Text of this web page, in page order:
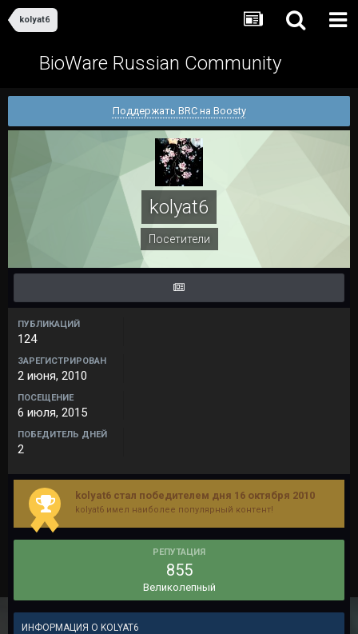
kolyat6
BioWare Russian Community
Поддержать BRC на Boosty
kolyat6
Посетители
ПУБЛИКАЦИЙ
124
ЗАРЕГИСТРИРОВАН
2 июня, 2010
ПОСЕЩЕНИЕ
6 июля, 2015
ПОБЕДИТЕЛЬ ДНЕЙ
2
kolyat6 стал победителем дня 16 октября 2010
kolyat6 имел наиболее популярный контент!
РЕПУТАЦИЯ
855
Великолепный
ИНФОРМАЦИЯ О KOLYAT6